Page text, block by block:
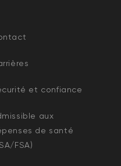
et confiance
aux
de santé
FSA)